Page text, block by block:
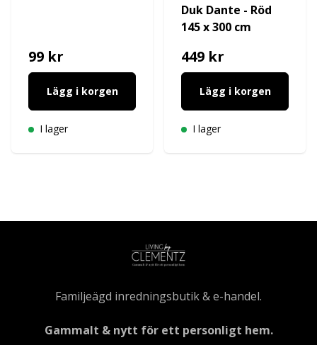
99 kr
Lägg i korgen
I lager
Duk Dante - Röd
145 x 300 cm
449 kr
Lägg i korgen
I lager
Familjeägd inredningsbutik & e-handel.
Gammalt & nytt för ett personligt hem.